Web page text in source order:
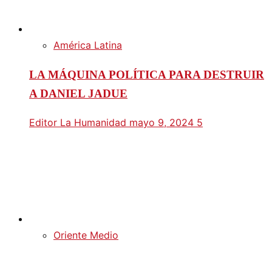
América Latina
LA MÁQUINA POLÍTICA PARA DESTRUIR
A DANIEL JADUE
Editor La Humanidad mayo 9, 2024 5
Oriente Medio